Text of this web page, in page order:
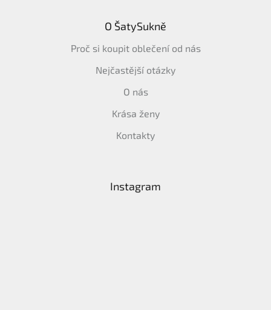
O ŠatySukně
Proč si koupit oblečení od nás
Nejčastější otázky
O nás
Krása ženy
Kontakty
Instagram